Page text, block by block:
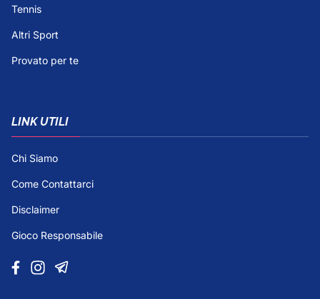
Tennis
Altri Sport
Provato per te
LINK UTILI
Chi Siamo
Come Contattarci
Disclaimer
Gioco Responsabile